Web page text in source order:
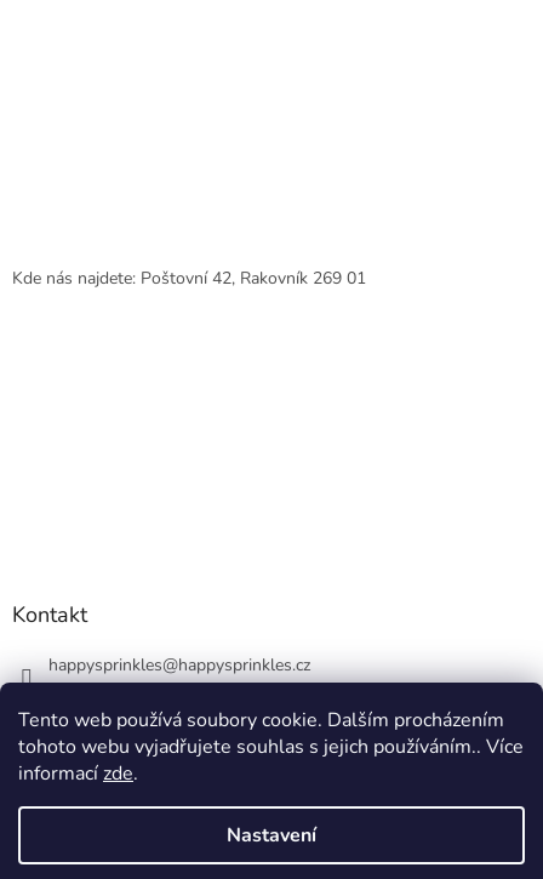
Tento web používá soubory cookie. Dalším procházením
tohoto webu vyjadřujete souhlas s jejich používáním.. Více
informacízde.
Nastavení
Kde nás najdete: Poštovní 42, Rakovník 269 01
Kontakt
happysprinkles@happysprinkles.cz
Vytvořil Shoptet